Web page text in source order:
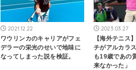
2021.12.22
ワウリンカのキャリアがフェ
デラーの栄光のせいで地味に
なってしまった説を検証。
2023.03.27
【海外テニス
チがアルカラ
も19歳であの
来なかった」